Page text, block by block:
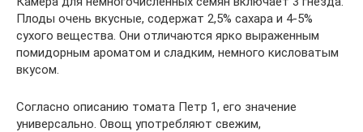
Плоды очень вкусные, содержат 2,5% сахара и 4-5%
сухого вещества. Они отличаются ярко выраженным
помидорным ароматом и сладким, немного кисловатым
вкусом.
Согласно описанию томата Петр 1, его значение
универсально. Овощ употребляют свежим,